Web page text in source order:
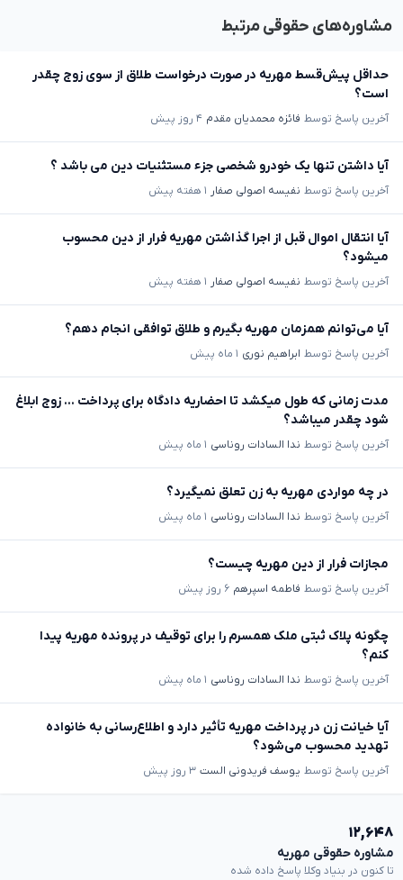
مشاوره‌های حقوقی مرتبط
حداقل پیش‌قسط مهریه در صورت درخواست طلاق از سوی زوج چقدر
است؟
آخرین پاسخ توسط فائزه محمدیان مقدم ۴ روز پیش
آیا داشتن تنها یک خودرو شخصی جزء مستثنیات دین می باشد ؟
آخرین پاسخ توسط نفیسه اصولی صفار ۱ هفته پیش
آیا انتقال اموال قبل از اجرا گذاشتن مهریه فرار از دین محسوب
میشود؟
آخرین پاسخ توسط نفیسه اصولی صفار ۱ هفته پیش
آیا می‌توانم همزمان مهریه بگیرم و طلاق توافقی انجام دهم؟
آخرین پاسخ توسط ابراهیم نوری ۱ ماه پیش
مدت زمانی که طول میکشد تا احضاریه دادگاه برای پرداخت ... زوج ابلاغ
شود چقدر میباشد؟
آخرین پاسخ توسط ندا السادات روناسی ۱ ماه پیش
در چه مواردی مهریه به زن تعلق نمیگیرد؟
آخرین پاسخ توسط ندا السادات روناسی ۱ ماه پیش
مجازات فرار از دین مهریه چیست؟
آخرین پاسخ توسط فاطمه اسپرهم ۶ روز پیش
چگونه پلاک ثبتی ملک همسرم را برای توقیف در پرونده مهریه پیدا
کنم؟
آخرین پاسخ توسط ندا السادات روناسی ۱ ماه پیش
آیا خیانت زن در پرداخت مهریه تأثیر دارد و اطلاع‌رسانی به خانواده
تهدید محسوب می‌شود؟
آخرین پاسخ توسط یوسف فریدونی الست ۳ روز پیش
۱۲,۶۴۸
مشاوره حقوقی مهریه
تا کنون در بنیاد وکلا پاسخ داده شده